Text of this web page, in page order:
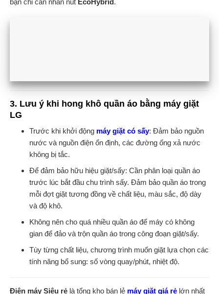
3. Lưu ý khi hong khô quần áo bằng máy giặt
LG
Trước khi khởi động máy giặt có sấy: Đảm bảo nguồn
nước và nguồn điện ổn định, các đường ống xả nước
không bị tắc.
Để đảm bảo hữu hiệu giặt/sấy: Cần phân loại quần áo
trước lúc bắt đầu chu trình sấy. Đảm bảo quần áo trong
mỗi đợt giặt tương đồng về chất liệu, màu sắc, độ dày
và độ khô.
Không nên cho quá nhiều quần áo để máy có không
gian để đảo và trộn quần áo trong công đoạn giặt/sấy.
Tùy từng chất liệu, chương trình muốn giặt lựa chọn các
tính năng bổ sung: số vòng quay/phút, nhiệt độ.
Điện máy Siêu rẻ là tổng kho bán lẻ máy giặt giá rẻ lớn nhất